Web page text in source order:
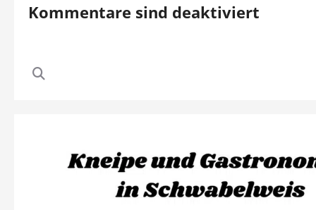
Kommentare sind deaktiviert